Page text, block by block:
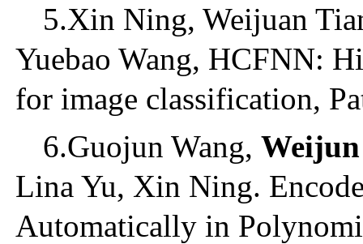
5.Xin Ning, Weijuan
Yuebao Wang, HCFNN:
for image classification,
6.Guojun Wang,
Lina Yu, Xin Ning.
Automatically in